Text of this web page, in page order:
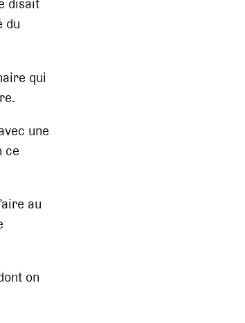
disait
du
qui
une
ce
au
on